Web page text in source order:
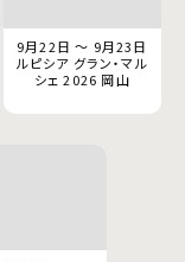
9月22日 ～ 9月23日
ルピシア グラン・マル
シェ 2026 岡山